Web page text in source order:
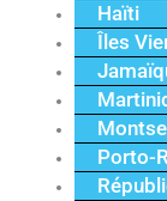
Haïti
Îles
Porto-